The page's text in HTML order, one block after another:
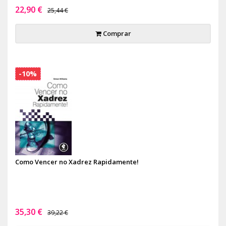
22,90 € 25,44 €
Comprar
Como Vencer no Xadrez Rapidamente!
35,30 € 39,22 €
-10%